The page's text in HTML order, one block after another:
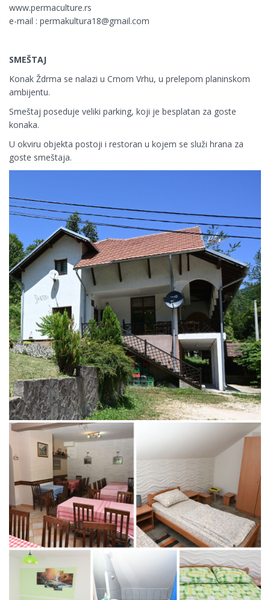
www.permaculture.rs
e-mail : permakultura18@gmail.com
SMEŠTAJ
Konak Ždrma se nalazi u Crnom Vrhu, u prelepom planinskom
ambijentu.
Smeštaj poseduje veliki parking, koji je besplatan za goste
konaka.
U okviru objekta postoji i restoran u kojem se služi hrana za
goste smeštaja.